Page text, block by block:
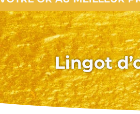
Lingot